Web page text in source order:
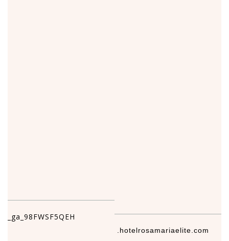
_ga_98FWSF5QEH
.hotelrosamariaelite.com